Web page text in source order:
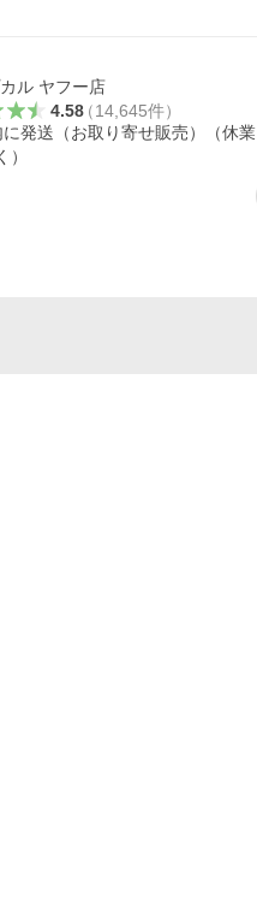
ル ヤフー店
4.58（14,645件）
発送（お取り寄せ販売）（休業
）